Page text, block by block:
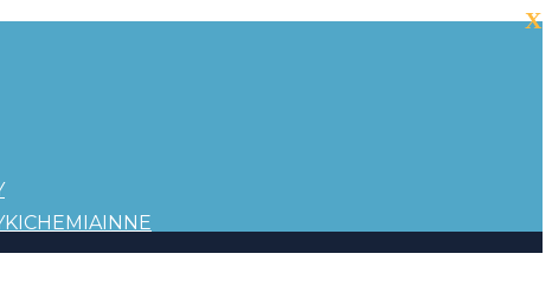
CHEMIAINNE
X